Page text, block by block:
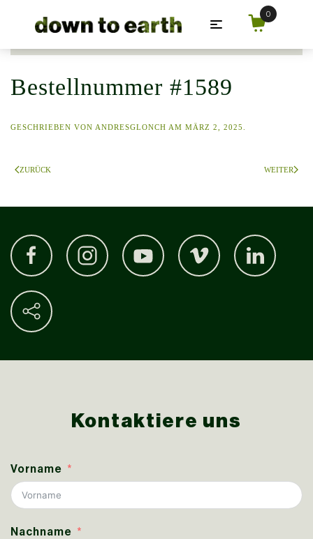
Zum Hauptinhalt springen
Bestellnummer #1589
GESCHRIEBEN VON ANDRESGLONCH AM MÄRZ 2, 2025
ZURÜCK WEITER
Kontaktiere uns
Vorname
Nachname